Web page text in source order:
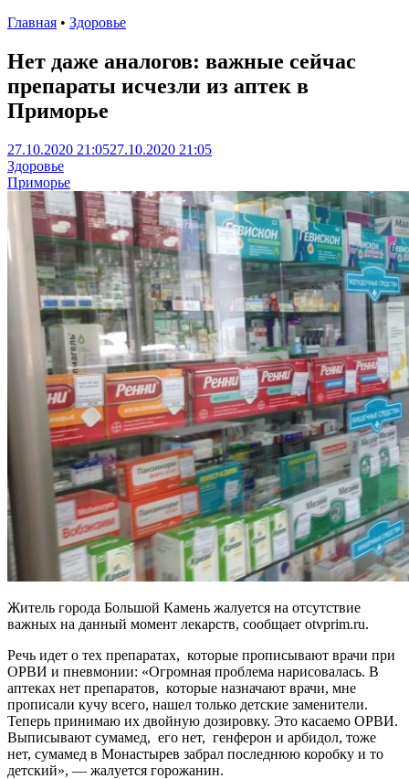
Главная • Здоровье
Нет даже аналогов: важные сейчас
препараты исчезли из аптек в
Приморье
27.10.2020 21:0527.10.2020 21:05
Здоровье
Приморье
Житель города Большой Камень жалуется на отсутствие
важных на данный момент лекарств, сообщает otvprim.ru.
Речь идет о тех препаратах, которые прописывают врачи при
ОРВИ и пневмонии: «Огромная проблема нарисовалась. В
аптеках нет препаратов, которые назначают врачи, мне
прописали кучу всего, нашел только детские заменители.
Теперь принимаю их двойную дозировку. Это касаемо ОРВИ.
Выписывают сумамед, его нет, генферон и арбидол, тоже
нет, сумамед в Монастырев забрал последнюю коробку и то
детский», — жалуется горожанин.